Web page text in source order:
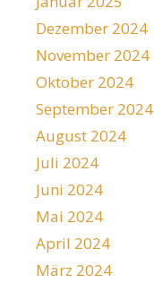
Dezember 2024
November 2024
Oktober 2024
September 2024
August 2024
Juli 2024
Juni 2024
Mai 2024
April 2024
März 2024